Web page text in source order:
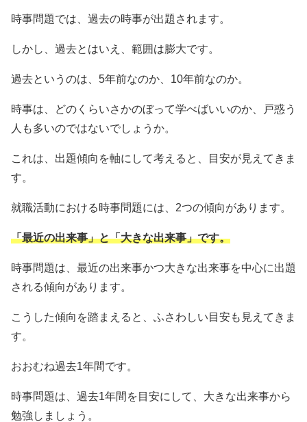
時事問題では、過去の時事が出題されます。
しかし、過去とはいえ、範囲は膨大です。
過去というのは、5年前なのか、10年前なのか。
時事は、どのくらいさかのぼって学べばいいのか、戸惑う
人も多いのではないでしょうか。
これは、出題傾向を軸にして考えると、目安が見えてきま
す。
就職活動における時事問題には、2つの傾向があります。
「最近の出来事」と「大きな出来事」です。
時事問題は、最近の出来事かつ大きな出来事を中心に出題
される傾向があります。
こうした傾向を踏まえると、ふさわしい目安も見えてきま
す。
おおむね過去1年間です。
時事問題は、過去1年間を目安にして、大きな出来事から
勉強しましょう。